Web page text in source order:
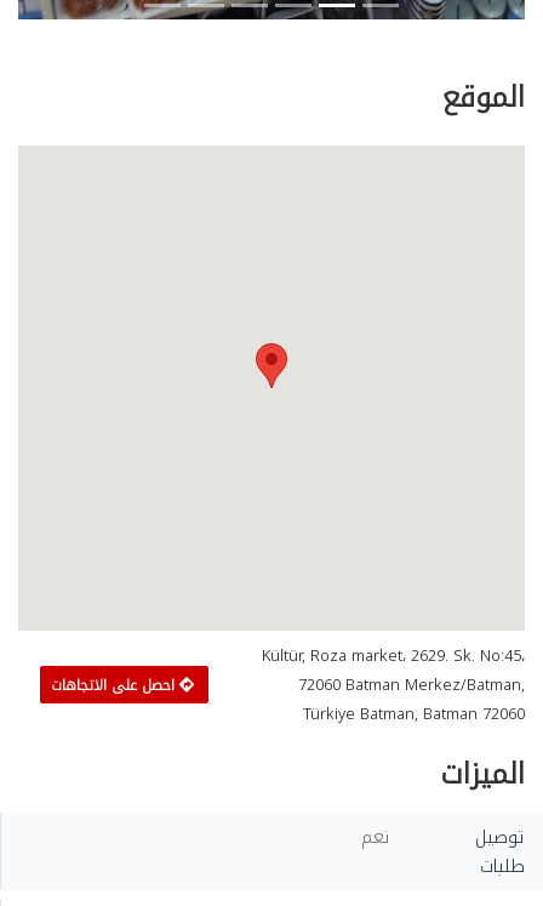
الموقع
Kültür, Roza market، 2629. Sk. No:45،
72060 Batman Merkez/Batman,
Türkiye Batman, Batman 72060
احصل على الاتجاهات
الميزات
توصيل
طلبات
نعم